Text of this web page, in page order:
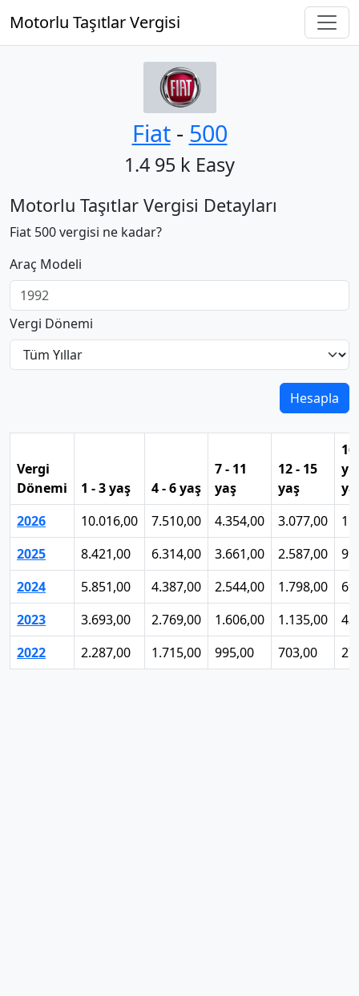
Motorlu Taşıtlar Vergisi
Fiat‐ 500
1.4 95 k Easy
Motorlu Taşıtlar Vergisi Detayları
Fiat 500 vergisi ne kadar?
Araç Modeli
Vergi Dönemi
Hesapla
Vergi
Dönemi
1 - 3 yaş 4 - 6 yaş
7 - 11
yaş
12 - 15
yaş
2026
10.016,00 7.510,00 4.354,00 3.077,00
2025
8.421,00 6.314,00 3.661,00 2.587,00
2024
5.851,00 4.387,00 2.544,00 1.798,00
2023
3.693,00 2.769,00 1.606,00 1.135,00
2022
2.287,00 1.715,00 995,00 703,00